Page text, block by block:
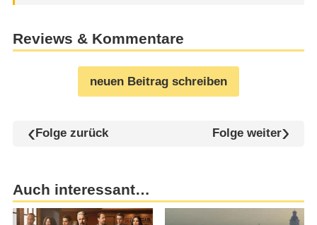
Reviews & Kommentare
neuen Beitrag schreiben
Folge zurück Folge weiter
Auch interessant…